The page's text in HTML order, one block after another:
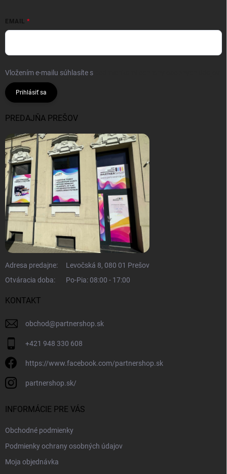
EMAIL
Vložením e-mailu súhlasíte s
Prihlásiť sa
PREDAJŇA PREŠOV
Adresa predajne:
Levočská 8, 080 01 Prešov
Otváracia doba:
Po-Pia: 08:00 - 17:00
KONTAKT
obchod@partnershop.sk
+421 948 330 608
https://www.facebook.com/partnershop.sk
partnershop.sk/
INFORMÁCIE PRE VÁS
Obchodné podmienky
Podmienky ochrany osobných údajov
Moja objednávka